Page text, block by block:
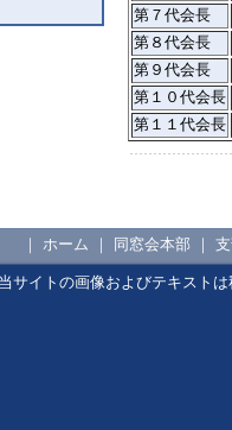
第７代会長
第８代会長
第９代会長
第１０代会長
第１１代会長
｜ ホーム ｜ 同窓会本部 ｜
当サイトの画像およびテキスト